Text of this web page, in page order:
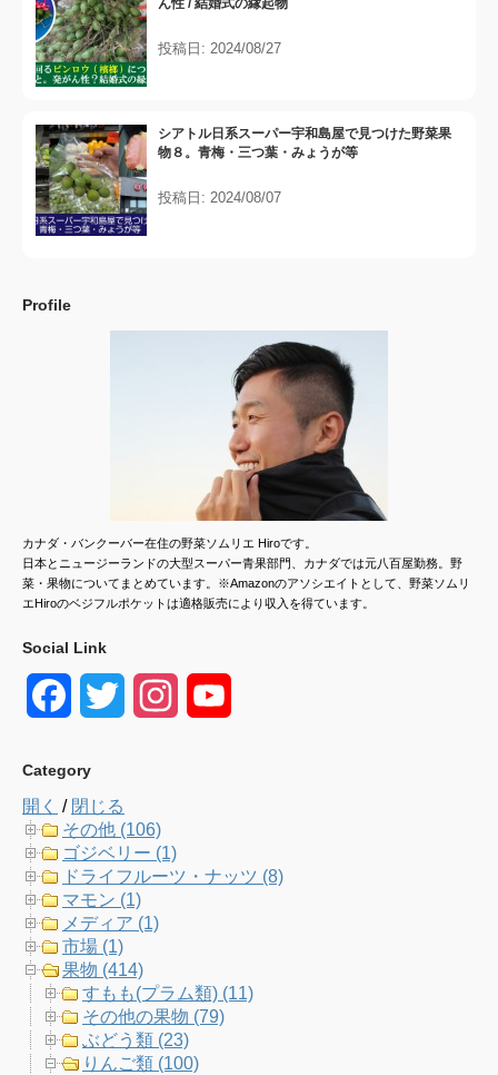
投稿日: 2024/08/27
シアトル日系スーパー宇和島屋で見つけた野菜果
物８。青梅・三つ葉・みょうが等
投稿日: 2024/08/07
Profile
カナダ・バンクーバー在住の野菜ソムリエ Hiroです。
日本とニュージーランドの大型スーパー青果部門、カナダでは元八百屋勤務。野
菜・果物についてまとめています。※Amazonのアソシエイトとして、野菜ソムリ
エHiroのベジフルポケットは適格販売により収入を得ています。
Social Link
e
b
o
o
k
t
t
e
a
a
m
u
C
Category
開く / 閉じる
その他 (106)
ゴジベリー (1)
ドライフルーツ・ナッツ (8)
マモン (1)
メディア (1)
市場 (1)
果物 (414)
すもも(プラム類) (11)
その他の果物 (79)
ぶどう類 (23)
りんご類 (100)